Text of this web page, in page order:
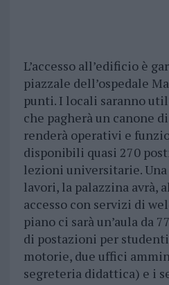
L’accesso all’edificio è
piazzale dell’ospedale
punti. I locali saranno
che pagherà un canone
renderà operativi e
disponibili quasi 270
lezioni universitarie.
lavori, la palazzina avrà,
accesso con servizi di
piano ci sarà un’aula da
di postazioni per
motorie, due uffici
segreteria didattica) e i